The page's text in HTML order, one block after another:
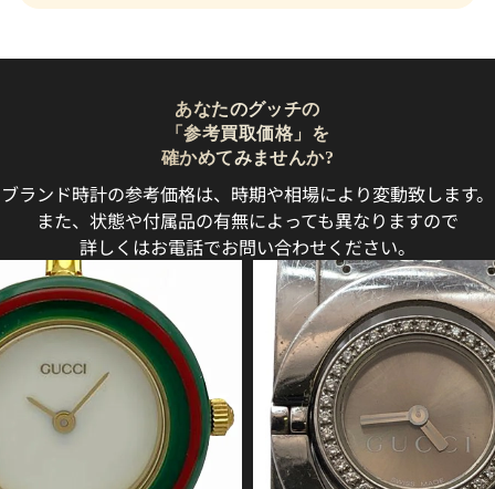
あなたのグッチの
「参考買取価格」を
確かめてみませんか?
ブランド時計の参考価格は、時期や相場により変動致します。
また、状態や付属品の有無によっても異なりますので
詳しくはお電話でお問い合わせください。